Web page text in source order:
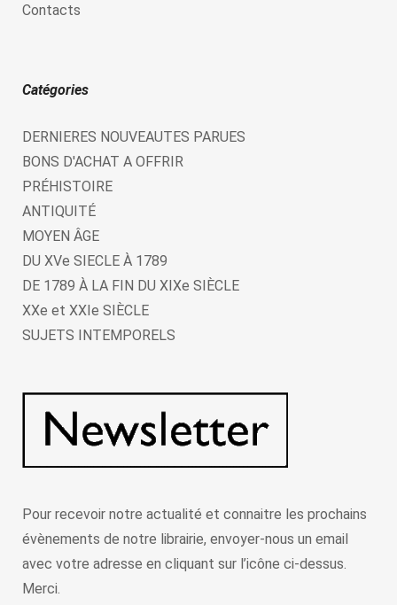
Contacts
Catégories
DERNIERES NOUVEAUTES PARUES
BONS D'ACHAT A OFFRIR
PRÉHISTOIRE
ANTIQUITÉ
MOYEN ÂGE
DU XVe SIECLE À 1789
DE 1789 À LA FIN DU XIXe SIÈCLE
XXe et XXIe SIÈCLE
SUJETS INTEMPORELS
Pour recevoir notre actualité et connaitre les prochains
évènements de notre librairie, envoyer-nous un email
avec votre adresse en cliquant sur l’icône ci-dessus.
Merci.